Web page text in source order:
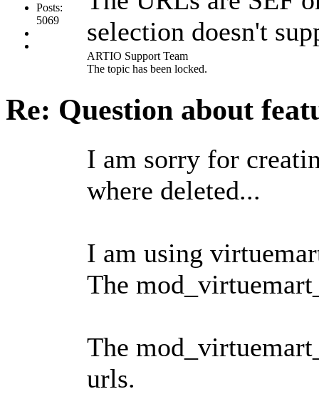
Posts:
5069
selection doesn't
ARTIO Support Team
The topic has been locked.
Re: Question about
I am sorry for
where deleted...
I am using
The
The
urls.